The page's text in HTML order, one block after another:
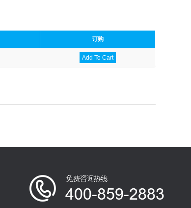
订购
Add To Cart